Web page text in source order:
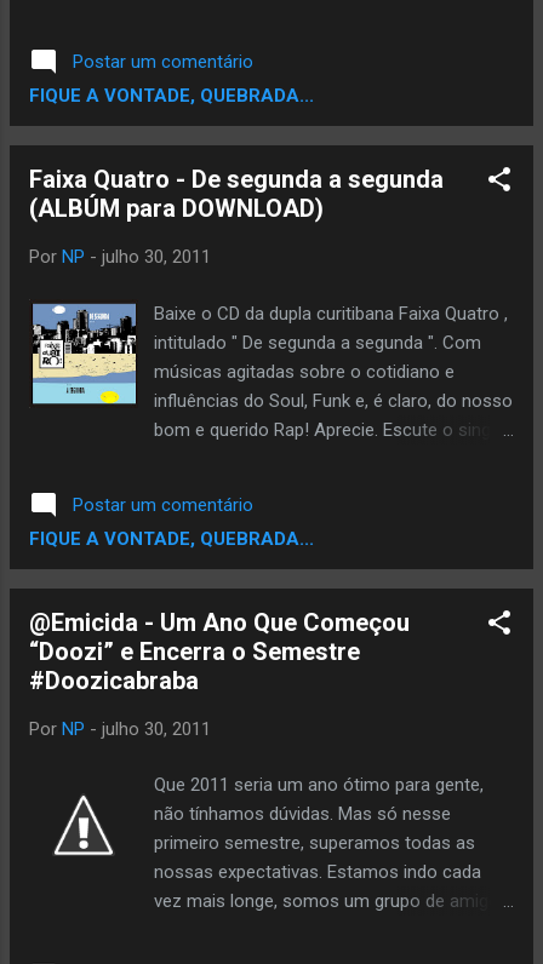
Ksalaam & Beatnick que recentemente
conversaram com os manos do
Rapevolusom.com e contaram alguns detalhes.
Postar um comentário
FIQUE A VONTADE, QUEBRADA...
Faixa Quatro - De segunda a segunda
Por NP - julho 30, 2011
Baixe o CD da dupla curitibana Faixa Quatro ,
intitulado " De segunda a segunda ". Com
músicas agitadas sobre o cotidiano e
influências do Soul, Funk e, é claro, do nosso
bom e querido Rap! Aprecie. Escute o single
atro_-_De_segunda_a_se.html
Postar um comentário
FIQUE A VONTADE, QUEBRADA...
@Emicida - Um Ano Que Começou
“Doozi” e Encerra o Semestre
#Doozicabraba
Por NP - julho 30, 2011
Que 2011 seria um ano ótimo para gente,
não tínhamos dúvidas. Mas só nesse
primeiro semestre, superamos todas as
nossas expectativas. Estamos indo cada
vez mais longe, somos um grupo de amigos